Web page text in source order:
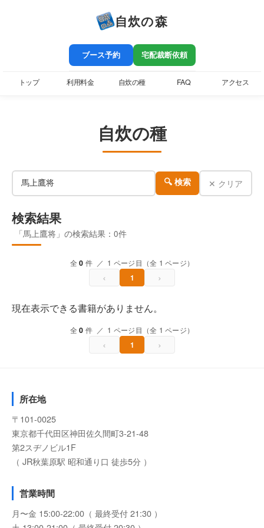
自炊の森
ブース予約 宅配裁断依頼
トップ 利用料金 自炊の種 FAQ アクセス
自炊の種
🔍 検索 ✕ クリア
検索結果
「馬上鷹将」の検索結果：0件
全0 件 ／ 1 ページ目（全 1 ページ）
‹ 1 ›
現在表示できる書籍がありません。
全0 件 ／ 1 ページ目（全 1 ページ）
‹ 1 ›
所在地
〒101-0025
東京都千代田区神田佐久間町3-21-48
第2スヂノビル1F
（ JR秋葉原駅 昭和通り口 徒歩5分 ）
営業時間
月〜金 15:00-22:00（ 最終受付 21:30 ）